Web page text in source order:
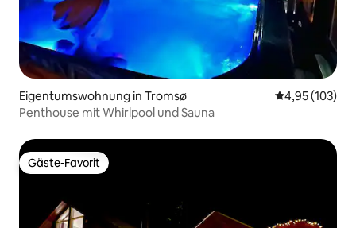
Eigentumswohnung in Tromsø
4,95 (103)
Penthouse mit Whirlpool und Sauna
Gäste-Favorit
Gäste-Favorit